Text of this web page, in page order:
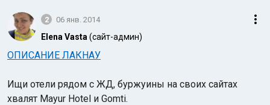
2 06 янв. 2014
Elena Vasta (сайт-админ)
ОПИСАНИЕ ЛАКНАУ
Ищи отели рядом с ЖД, буржуины на своих сайтах
хвалят Mayur Hotel и Gomti.